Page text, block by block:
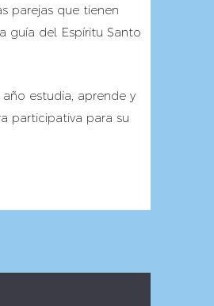
parejas que tienen
guía del Espíritu Santo
estudia, aprende y
participativa para su